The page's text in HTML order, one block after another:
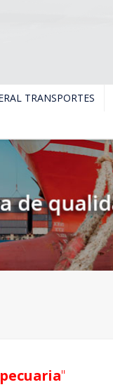
TRANSPORTES
pecuaria"